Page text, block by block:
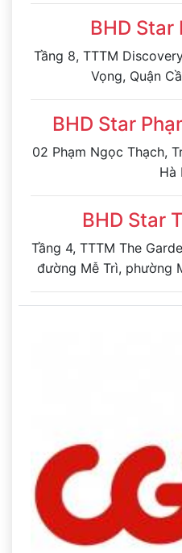
BHD
Tầng 8, TTTM
Vọng, Quận
BHD Star
02 Phạm Ngọc Thạch,
Hà
BHD Star
Tầng 4, TTTM The
đường Mễ Trì, phường
Liêm,